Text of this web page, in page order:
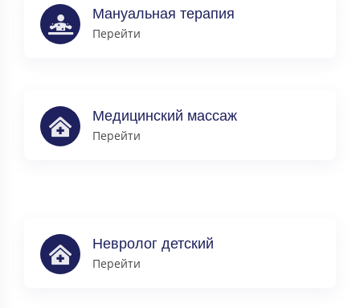
Мануальная терапия
Перейти
Медицинский массаж
Перейти
Невролог детский
Перейти